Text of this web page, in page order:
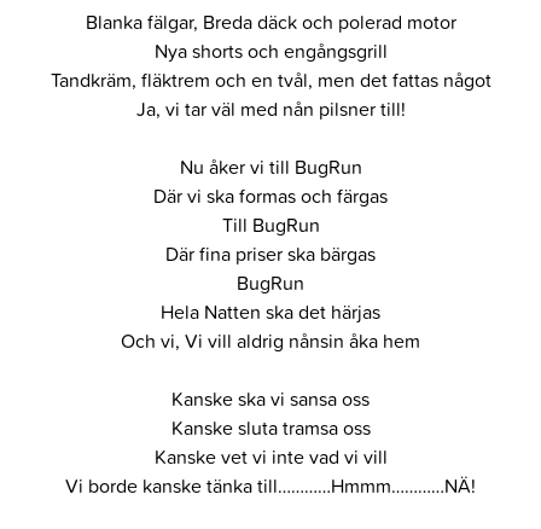
Blanka fälgar, Breda däck och polerad motor
Nya shorts och engångsgrill
Tandkräm, fläktrem och en tvål, men det fattas något
Ja, vi tar väl med nån pilsner till!
Nu åker vi till BugRun
Där vi ska formas och färgas
Till BugRun
Där fina priser ska bärgas
BugRun
Hela Natten ska det härjas
Och vi, Vi vill aldrig nånsin åka hem
Kanske ska vi sansa oss
Kanske sluta tramsa oss
Kanske vet vi inte vad vi vill
Vi borde kanske tänka till…………Hmmm…………NÄ!